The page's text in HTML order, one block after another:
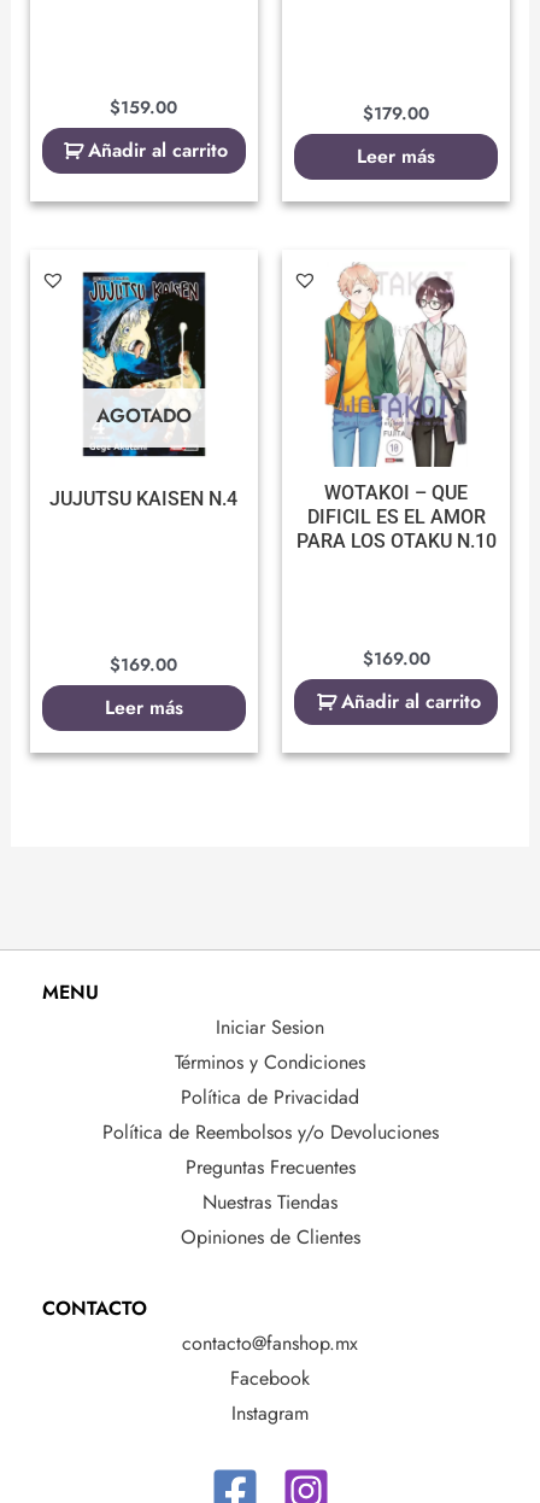
$159.00
Añadir al carrito
$179.00
Leer más
AGOTADO
JUJUTSU KAISEN N.4
$169.00
Leer más
WOTAKOI – QUE
DIFICIL ES EL AMOR
PARA LOS OTAKU N.10
$169.00
Añadir al carrito
MENU
Iniciar Sesion
Términos y Condiciones
Política de Privacidad
Política de Reembolsos y/o Devoluciones
Preguntas Frecuentes
Nuestras Tiendas
Opiniones de Clientes
CONTACTO
contacto@fanshop.mx
Facebook
Instagram